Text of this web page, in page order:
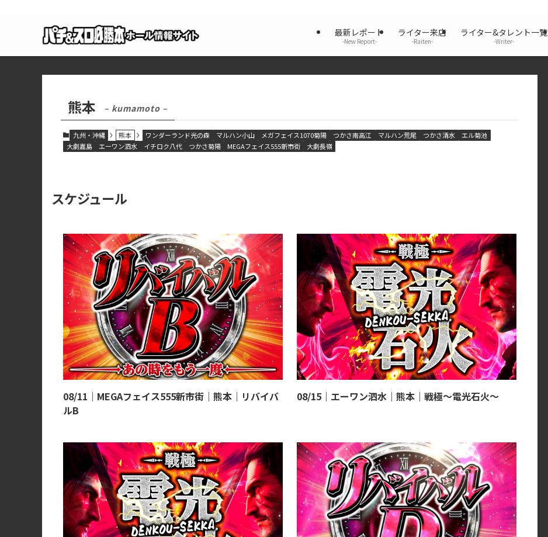
最新レポート
-New Report-
ライター来店
-Raiten-
ライター&タレント一覧
-Writer-
熊本 – kumamoto –
九州・沖縄 熊本 ワンダーランド光の森 マルハン小山 メガフェイス1070菊陽 つかさ南高江 マルハン荒尾 つかさ清水
エル菊池
大劇嘉島
エーワン泗水 イチロク八代 つかさ菊陽 MEGAフェイス555新市街 大劇長嶺
スケジュール
08/11｜MEGAフェイス555新市街｜熊本｜リバイバ
ルB
08/15｜エーワン泗水｜熊本｜戦極～電光石火～